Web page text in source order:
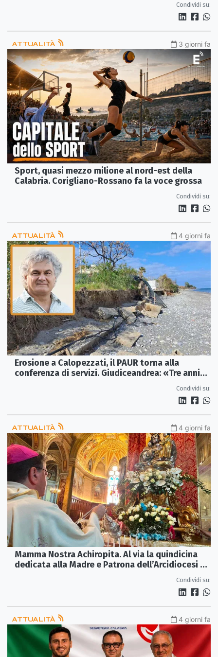
Condividi su:
ATTUALITÀ 3 giorni fa
Sport, quasi mezzo milione al nord-est della
Calabria. Corigliano-Rossano fa la voce grossa
Condividi su:
ATTUALITÀ 4 giorni fa
Erosione a Calopezzati, il PAUR torna alla
conferenza di servizi. Giudiceandrea: «Tre anni
Condividi su:
ATTUALITÀ 4 giorni fa
Mamma Nostra Achiropita. Al via la quindicina
dedicata alla Madre e Patrona dell’Arcidiocesi di
Condividi su:
ATTUALITÀ 4 giorni fa